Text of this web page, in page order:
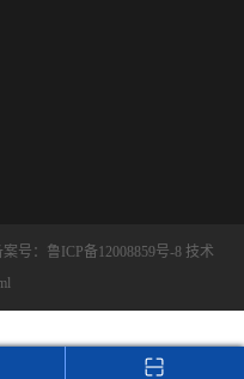
案号：鲁ICP备12008859号-8 技术